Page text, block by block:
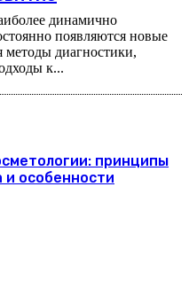
динамично
появляются новые
методы диагностики,
к...
принципы
особенности